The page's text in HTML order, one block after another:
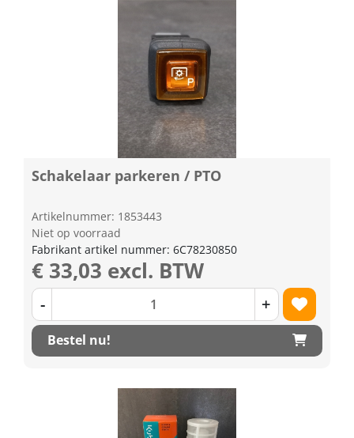
Schakelaar parkeren / PTO
Artikelnummer: 1853443
Niet op voorraad
Fabrikant artikel nummer: 6C78230850
€ 33,03 excl. BTW
- +
Bestel nu!